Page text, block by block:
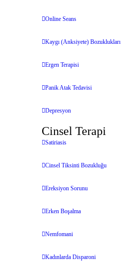
Online Seans
Kaygı (Anksiyete) Bozuklukları
Ergen Terapisi
Panik Atak Tedavisi
Depresyon
Cinsel Terapi
Satiriasis
Cinsel Tiksinti Bozukluğu
Ereksiyon Sorunu
Erken Boşalma
Nemfomani
Kadınlarda Disparoni